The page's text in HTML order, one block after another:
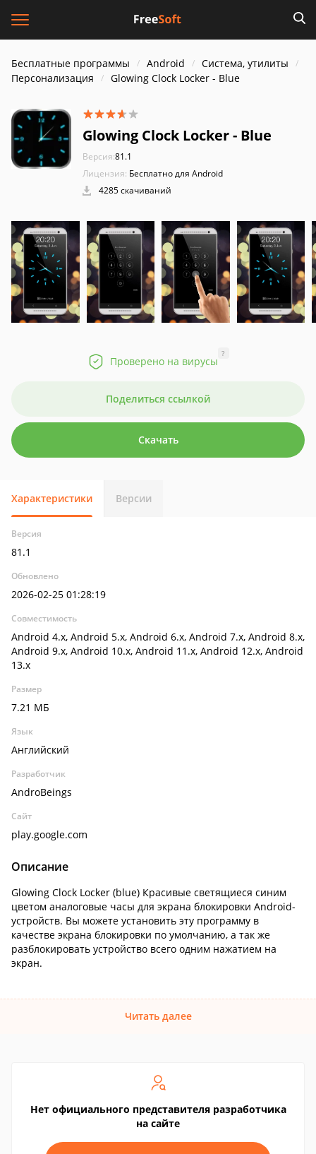
Бесплатные программы Android
Система, утилиты
Персонализация
Glowing Clock Locker - Blue
Glowing Clock Locker - Blue
Версия:81.1
Лицензия: Бесплатно для Android
4285 скачиваний
Проверено на вирусы
?
Поделиться ссылкой
Скачать
Характеристики Версии
Версия
81.1
Обновлено
2026-02-25 01:28:19
Совместимость
Android 4.x, Android 5.x, Android 6.x, Android 7.x, Android 8.x,
Android 9.x, Android 10.x, Android 11.x, Android 12.x, Android
13.x
Размер
7.21 МБ
Язык
Английский
Разработчик
AndroBeings
Сайт
play.google.com
Описание
Glowing Clock Locker (blue) Красивые светящиеся синим
цветом аналоговые часы для экрана блокировки Android-
устройств. Вы можете установить эту программу в
качестве экрана блокировки по умолчанию, а так же
разблокировать устройство всего одним нажатием на
экран.
Читать далее
Нет официального представителя разработчика
на сайте